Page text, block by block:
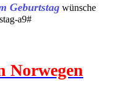
Geburtstag wünsche
Norwegen